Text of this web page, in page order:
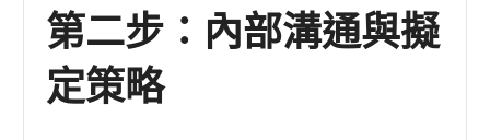
第二步：內部溝通與擬
定策略